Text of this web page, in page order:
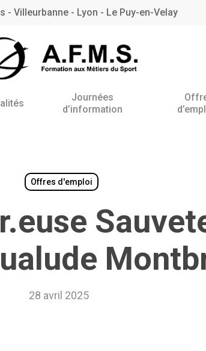
- Villeurbanne - Lyon - Le Puy-en-Velay
– Rhône
BNSSA
BPJEPS AAN
quinquennal des Maîtres-
Journées
d’information
Offres d'emploi
28 avril 2025